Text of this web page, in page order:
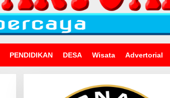
PENDIDIKAN DESA Wisata Advertorial